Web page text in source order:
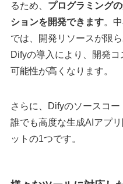
るため、 プログラミング
ションを開発できます。
では、開発リソースが限
Difyの導入により、開発
可能性が高くなります。
さらに、Difyのソースコー
誰でも高度な生成AIアプ
ットの1つです。